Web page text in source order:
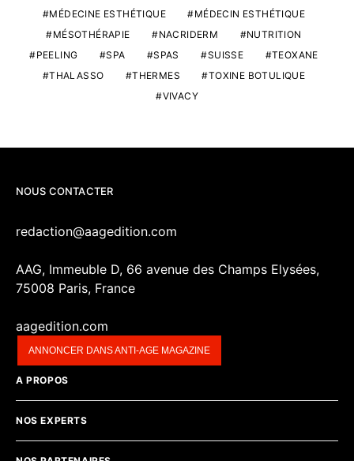
MÉDECINE ESTHÉTIQUE
MÉDECIN ESTHÉTIQUE
MÉSOTHÉRAPIE
NACRIDERM
NUTRITION
PEELING
SPA SPAS SUISSE
TEOXANE
THALASSO
THERMES
TOXINE BOTULIQUE
VIVACY
NOUS CONTACTER
redaction@aagedition.com
AAG, Immeuble D, 66 avenue des Champs Elysées,
75008 Paris, France
aagedition.com
ANNONCER DANS ANTI-AGE MAGAZINE
A PROPOS
NOS EXPERTS